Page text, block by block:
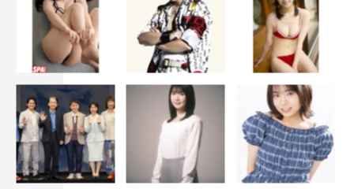
アイドル 乃木坂46 久保史緒里
山下美月 松村沙友理